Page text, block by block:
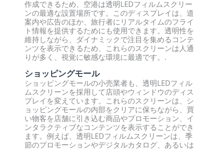
作成できるため、空港は透明LEDフィルムスクリー
ンの最適な設置場所です。このディスプレイは、道
案内や広告のほか、旅行者にリアルタイムのフライ
ト情報を提供するためにも使用できます。透明性を
維持しながら、ダイナミックで注目を集めるコンテ
ンツを表示できるため、これらのスクリーンは人通
りが多く、視覚に敏感な環境に最適です。.
ショッピングモール
ショッピングモールの小売業者も、透明LEDフィル
ムスクリーンを採用して店頭やウィンドウのディス
プレイを変えています。これらのスクリーンは、シ
ョッピングモールの内部をクリアに保ちながら、買
い物客を店舗に引き込む商品やプロモーション、イ
ンタラクティブなコンテンツを表示することができ
ます。例えば、透明LEDフィルムスクリーンは、季
節のプロモーションやデジタルカタログ、あるいは